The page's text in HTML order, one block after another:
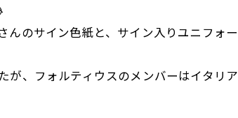
んのサイン色紙と、サイン入りユニフォ
、フォルティウスのメンバーはイタリ